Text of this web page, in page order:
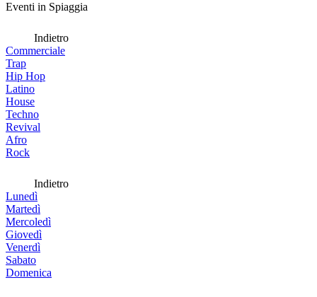
Eventi in Spiaggia
Indietro
Commerciale
Trap
Hip Hop
Latino
House
Techno
Revival
Afro
Rock
Indietro
Lunedì
Martedì
Mercoledì
Giovedì
Venerdì
Sabato
Domenica